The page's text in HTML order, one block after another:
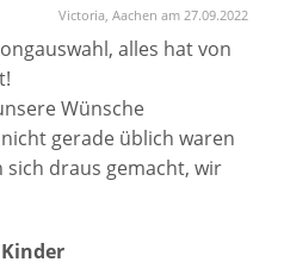
) Also: Immer
Victoria, Aachen am 27.09.2022
alles hat von
Wünsche
gerade üblich waren
draus gemacht, wir
Video!